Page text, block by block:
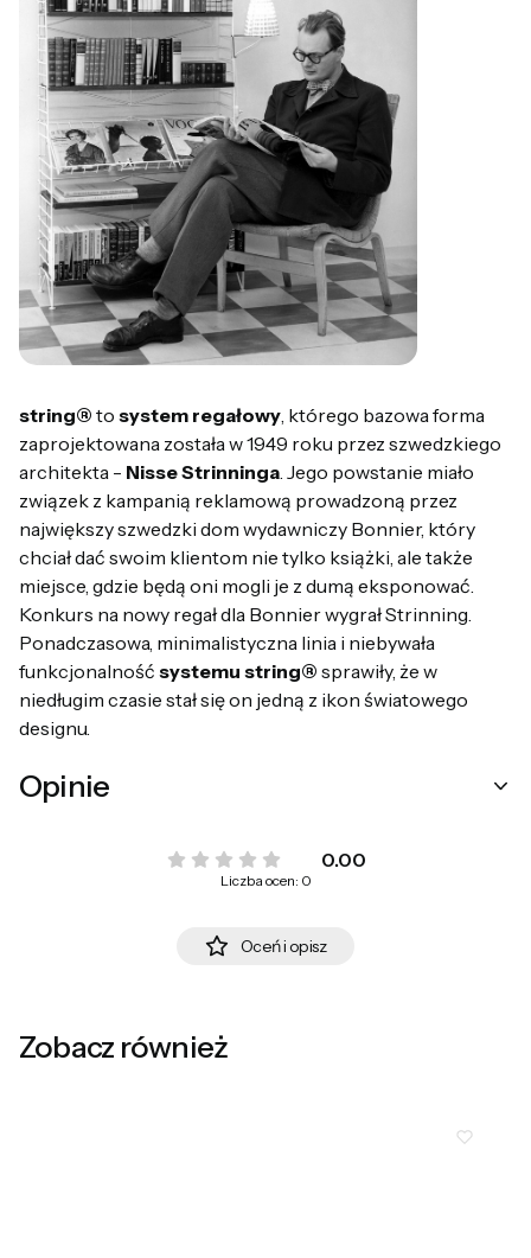
string® to system regałowy, którego bazowa forma
zaprojektowana została w 1949 roku przez szwedzkiego
architekta - Nisse Strinninga. Jego powstanie miało
związek z kampanią reklamową prowadzoną przez
największy szwedzki dom wydawniczy Bonnier, który
chciał dać swoim klientom nie tylko książki, ale także
miejsce, gdzie będą oni mogli je z dumą eksponować.
Konkurs na nowy regał dla Bonnier wygrał Strinning.
Ponadczasowa, minimalistyczna linia i niebywała
funkcjonalność systemu string® sprawiły, że w
niedługim czasie stał się on jedną z ikon światowego
designu.
Opinie
0.00
Liczba ocen: 0
Oceń i opisz
Zobacz również